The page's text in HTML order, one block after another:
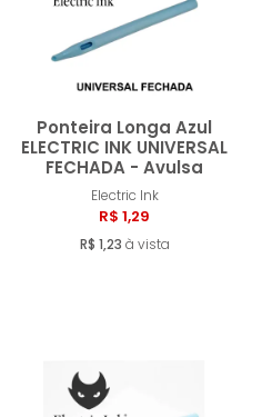
Ponteira Longa Azul
ELECTRIC INK UNIVERSAL
FECHADA - Avulsa
Electric Ink
R$ 1,29
R$ 1,23 à vista
Comprar